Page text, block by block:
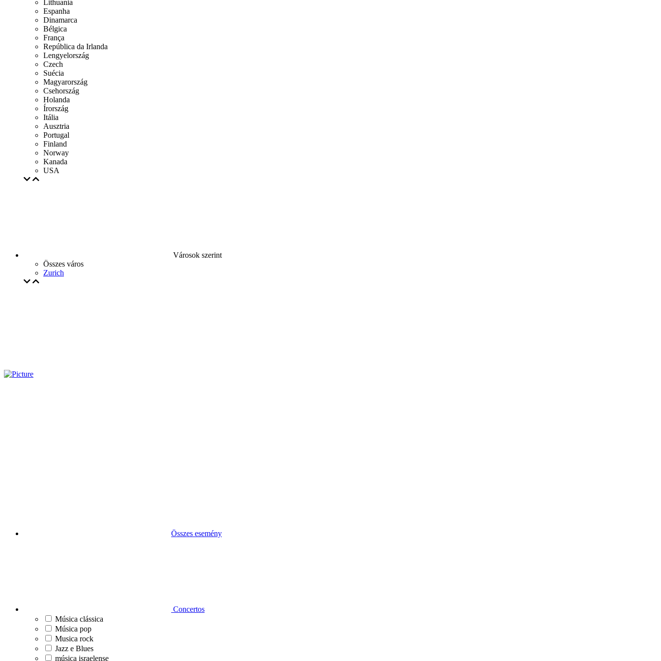
Lithuania
Espanha
Dinamarca
Bélgica
França
República da Irlanda
Lengyelország
Czech
Suécia
Magyarország
Csehország
Holanda
Írország
Itália
Ausztria
Portugal
Finland
Norway
Kanada
USA
Városok szerint
Összes város
Zurich
Összes esemény
Concertos
Música clássica
Música pop
Musica rock
Jazz e Blues
música israelense